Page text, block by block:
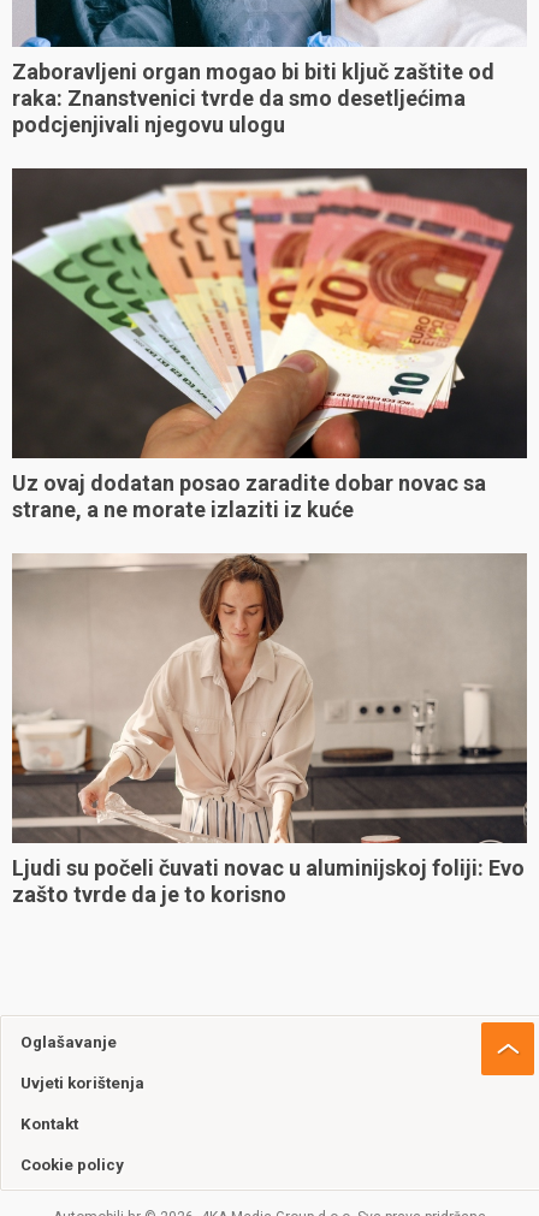
Zaboravljeni organ mogao bi biti ključ zaštite od
raka: Znanstvenici tvrde da smo desetljećima
podcjenjivali njegovu ulogu
Uz ovaj dodatan posao zaradite dobar novac sa
strane, a ne morate izlaziti iz kuće
Ljudi su počeli čuvati novac u aluminijskoj foliji: Evo
zašto tvrde da je to korisno
Oglašavanje
Uvjeti korištenja
Kontakt
Cookie policy